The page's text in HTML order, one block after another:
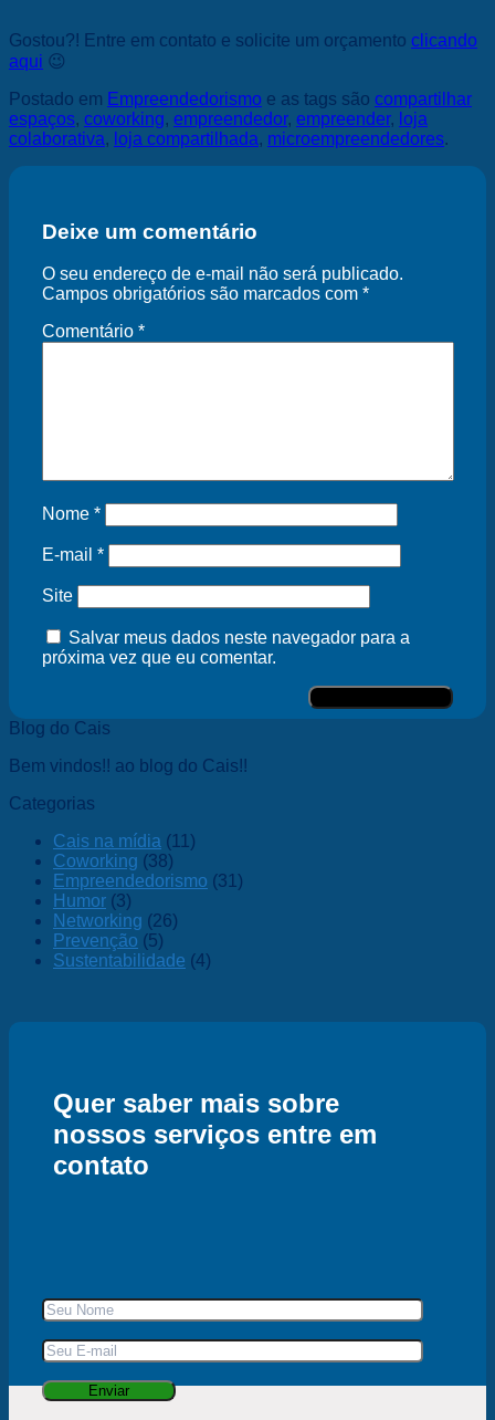
Gostou?! Entre em contato e solicite um orçamento clicando
aqui 😉
Postado em Empreendedorismo e as tags são compartilhar
espaços, coworking, empreendedor, empreender, loja
colaborativa, loja compartilhada, microempreendedores.
Deixe um comentário
O seu endereço de e-mail não será publicado.
Campos obrigatórios são marcados com *
Comentário *
Nome *
E-mail *
Site
Salvar meus dados neste navegador para a
próxima vez que eu comentar.
Blog do Cais
Bem vindos!! ao blog do Cais!!
Categorias
Cais na mídia (11)
Coworking (38)
Empreendedorismo (31)
Humor (3)
Networking (26)
Prevenção (5)
Sustentabilidade (4)
Quer saber mais sobre
nossos serviços entre em
contato